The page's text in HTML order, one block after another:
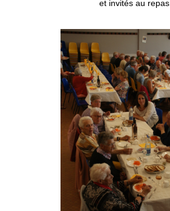
et invités au repas.